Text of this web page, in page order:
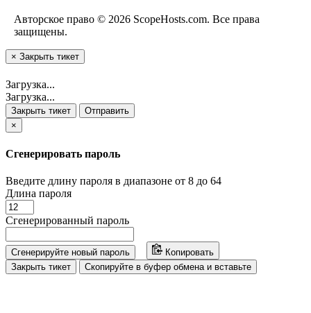
Авторское право © 2026 ScopeHosts.com. Все права
защищены.
× Закрыть тикет
Загрузка...
Загрузка...
Закрыть тикет
Отправить
×
Сгенерировать пароль
Введите длину пароля в диапазоне от 8 до 64
Длина пароля
Сгенерированный пароль
Сгенерируйте новый пароль
Копировать
Закрыть тикет
Скопируйте в буфер обмена и вставьте